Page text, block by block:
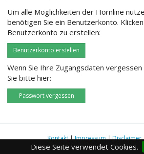
Diese Seite verwendet Cookies.
Um alle Möglichkeiten der Hornline
benötigen Sie ein Benutzerkonto.
Benutzerkonto zu erstellen:
Benutzerkonto erstellen
Wenn Sie Ihre Zugangsdaten vergessen
Sie bitte hier:
Passwort vergessen
Kontakt|Impressum|Disclaimer